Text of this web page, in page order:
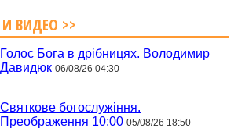
ВИДЕО >>
Голос Бога в дрібницях. Володимир
Давидюк 06/08/26 04:30
Святкове богослужіння.
Преображення 10:00 05/08/26 18:50